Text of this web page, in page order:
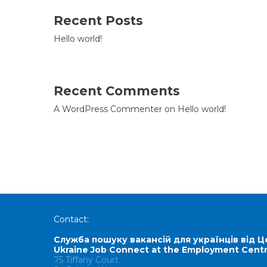
Recent Posts
Hello world!
Recent Comments
A WordPress Commenter on Hello world!
Contact:
Служба пошуку вакансій для українців від
Ukraine Job Connect at the Employment
75 Tiffany Court